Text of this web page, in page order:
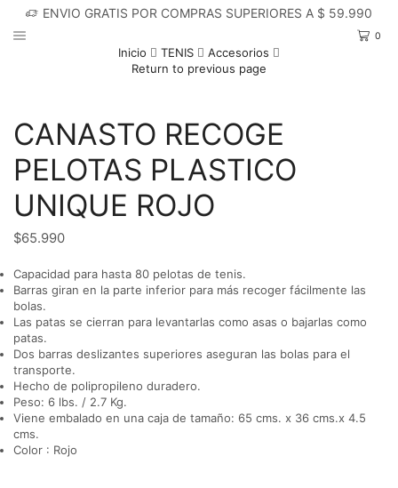
ENVIO GRATIS POR COMPRAS SUPERIORES A $ 59.990
0
Inicio TENIS
Accesorios
Return to previous page
CANASTO RECOGE
PELOTAS PLASTICO
UNIQUE ROJO
$65.990
Capacidad para hasta 80 pelotas de tenis.
Barras giran en la parte inferior para más recoger fácilmente las
bolas.
Las patas se cierran para levantarlas como asas o bajarlas como
patas.
Dos barras deslizantes superiores aseguran las bolas para el
transporte.
Hecho de polipropileno duradero.
Peso: 6 lbs. / 2.7 Kg.
Viene embalado en una caja de tamaño: 65 cms. x 36 cms.x 4.5
cms.
Color : Rojo